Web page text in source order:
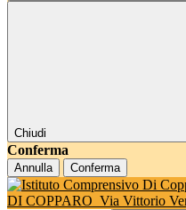
Chiudi
Conferma
Annulla Conferma
DI COPPARO Via Vittorio